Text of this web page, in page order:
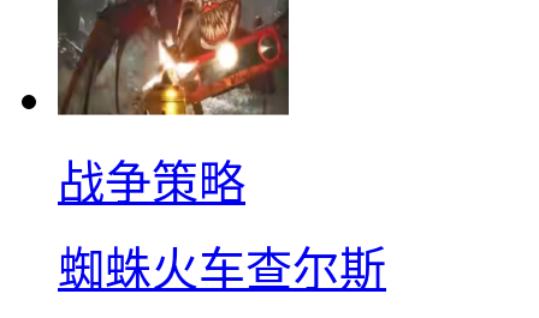
战争策略
蜘蛛火车查尔斯